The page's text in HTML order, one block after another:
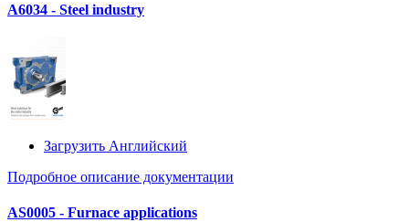
A6034 - Steel industry
Загрузить Английский
Подробное описание документации
AS0005 - Furnace applications